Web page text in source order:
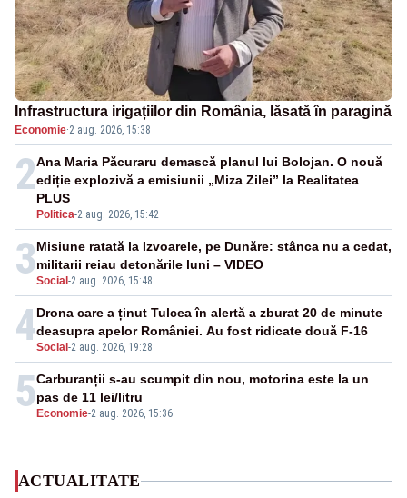
Infrastructura irigațiilor din România, lăsată în paragină
Economie·2 aug. 2026, 15:38
2
Politica-2 aug. 2026, 15:42
Ana Maria Păcuraru demască planul lui Bolojan. O nouă
ediție explozivă a emisiunii „Miza Zilei” la Realitatea
PLUS
3Social -2 aug. 2026, 15:48
Misiune ratată la Izvoarele, pe Dunăre: stânca nu a cedat,
militarii reiau detonările luni – VIDEO
4Social -2 aug. 2026, 19:28
Drona care a ținut Tulcea în alertă a zburat 20 de minute
deasupra apelor României. Au fost ridicate două F-16
5 Economie-2 aug. 2026, 15:36
Carburanții s-au scumpit din nou, motorina este la un
pas de 11 lei/litru
ACTUALITATE